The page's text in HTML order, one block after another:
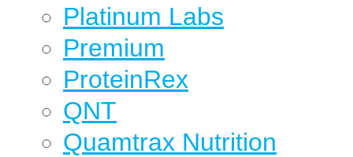
Platinum Labs
Premium
ProteinRex
QNT
Quamtrax Nutrition